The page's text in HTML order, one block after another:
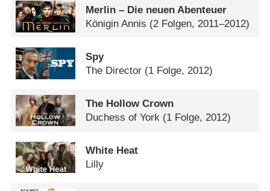
Merlin – Die neuen Abenteuer
Königin Annis (2 Folgen, 2011–2012)
Spy
The Director (1 Folge, 2012)
The Hollow Crown
Duchess of York (1 Folge, 2012)
White Heat
Lilly